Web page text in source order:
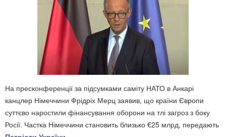
На пресконференції за підсумками саміту НАТО в Анкарі
канцлер Німеччини Фрідріх Мерц заявив, що країни Європи
суттєво наростили фінансування оборони на тлі загроз з боку
Росії. Частка Німеччини становить близько €25 млрд, передають